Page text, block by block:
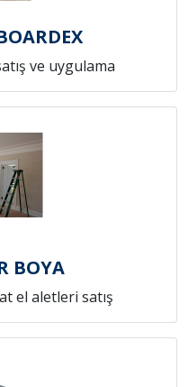
ve uygulama
BOYA
el aletleri satış